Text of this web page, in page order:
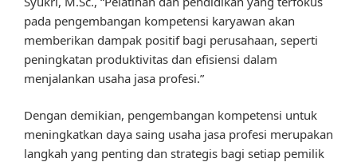
pada pengembangan kompetensi karyawan akan
memberikan dampak positif bagi perusahaan, seperti
peningkatan produktivitas dan efisiensi dalam
menjalankan usaha jasa profesi.”
Dengan demikian, pengembangan kompetensi untuk
meningkatkan daya saing usaha jasa profesi merupakan
langkah yang penting dan strategis bagi setiap pemilik